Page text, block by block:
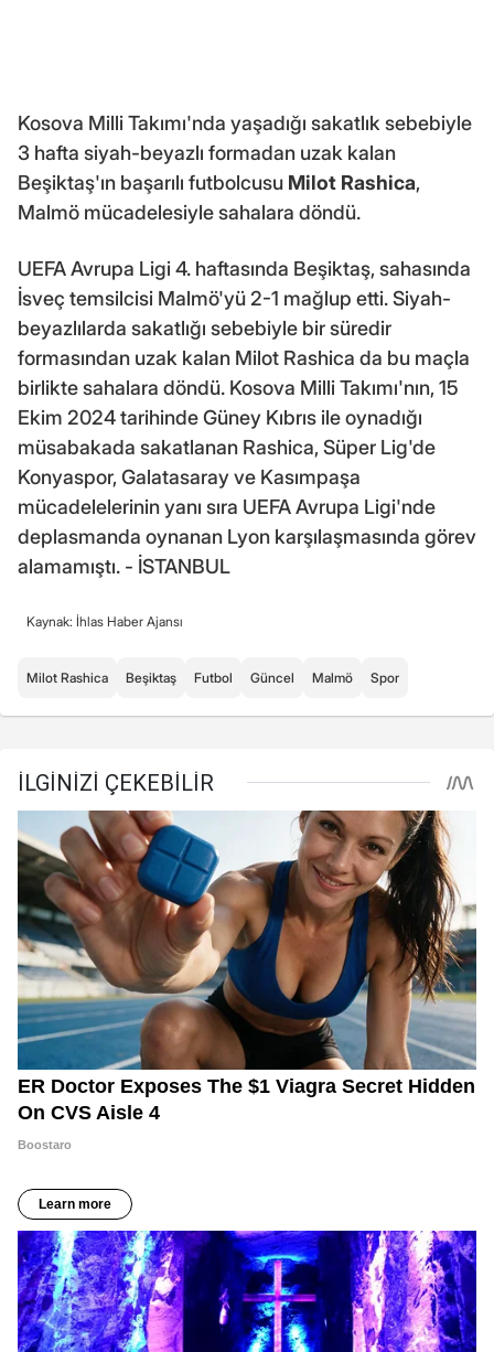
Kosova Milli Takımı'nda yaşadığı sakatlık sebebiyle
3 hafta siyah-beyazlı formadan uzak kalan
Beşiktaş'ın başarılı futbolcusu Milot Rashica,
Malmö mücadelesiyle sahalara döndü.
UEFA Avrupa Ligi 4. haftasında Beşiktaş, sahasında
İsveç temsilcisi Malmö'yü 2-1 mağlup etti. Siyah-
beyazlılarda sakatlığı sebebiyle bir süredir
formasından uzak kalan Milot Rashica da bu maçla
birlikte sahalara döndü. Kosova Milli Takımı'nın, 15
Ekim 2024 tarihinde Güney Kıbrıs ile oynadığı
müsabakada sakatlanan Rashica, Süper Lig'de
Konyaspor, Galatasaray ve Kasımpaşa
mücadelelerinin yanı sıra UEFA Avrupa Ligi'nde
deplasmanda oynanan Lyon karşılaşmasında görev
alamamıştı. - İSTANBUL
Kaynak: İhlas Haber Ajansı
Milot Rashica Beşiktaş Futbol Güncel Malmö Spor